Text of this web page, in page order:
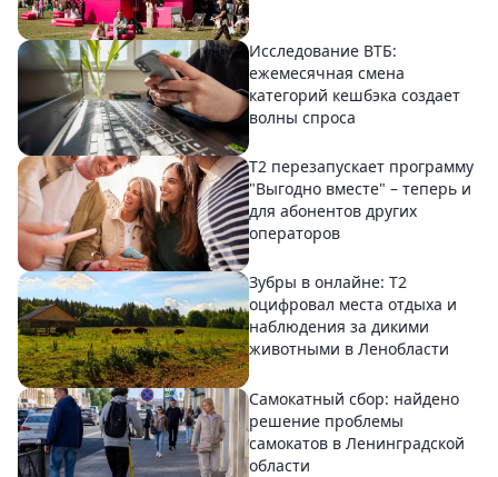
Исследование ВТБ:
ежемесячная смена
категорий кешбэка создает
волны спроса
Т2 перезапускает программу
"Выгодно вместе" – теперь и
для абонентов других
операторов
Зубры в онлайне: Т2
оцифровал места отдыха и
наблюдения за дикими
животными в Ленобласти
Самокатный сбор: найдено
решение проблемы
самокатов в Ленинградской
области